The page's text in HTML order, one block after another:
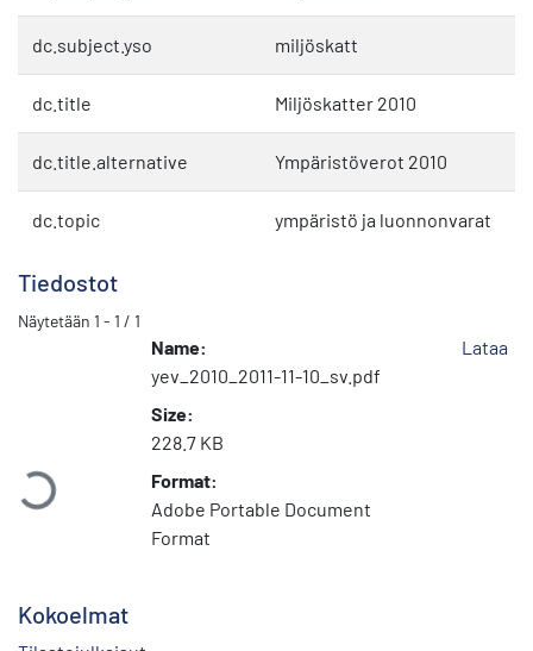
dc.subject.yso miljöskatt
dc.title Miljöskatter 2010
dc.title.alternative Ympäristöverot 2010
dc.topic ympäristö ja luonnonvarat
Tiedostot
Näytetään 1 - 1 / 1
Ladataan...
Name:
yev_2010_2011-11-10_sv.pdf
Size:
228.7 KB
Format:
Adobe Portable Document
Format
Lataa
Kokoelmat